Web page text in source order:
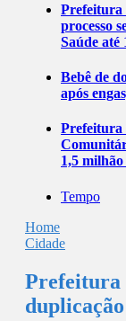
Prefeitura
processo
Saúde até
Bebê de
após
Prefeitura
1,5
Tempo
Home
Cidade
Prefeitura